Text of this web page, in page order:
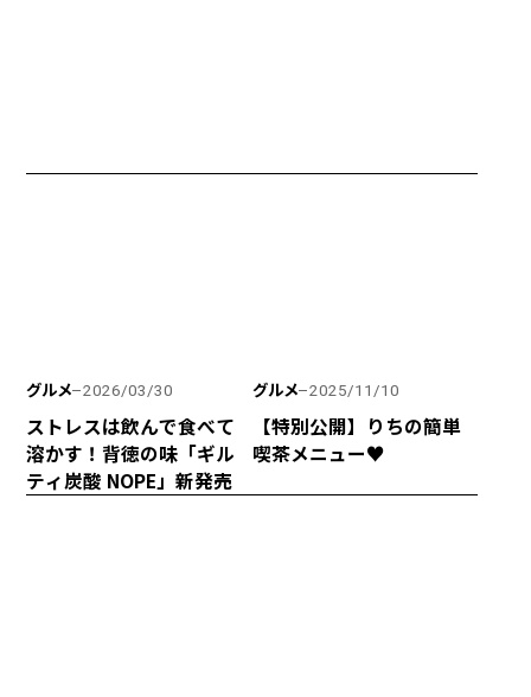
グルメ 2026/03/30
ストレスは飲んで食べて
溶かす！背徳の味「ギル
ティ炭酸 NOPE」新発売
グルメ 2025/11/10
【特別公開】りちの簡単
喫茶メニュー♥